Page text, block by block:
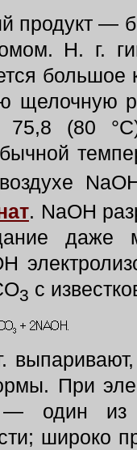
продукт —
Н. г.
большое
щелочную
(80 °С).
. NaOH
даже
3 с
При
из
широко